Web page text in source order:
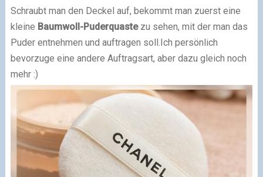
Schraubt man den Deckel auf, bekommt man zuerst eine
kleine Baumwoll-Puderquastezu sehen, mit der man das
Puder entnehmen und auftragen soll.Ich persönlich
bevorzuge eine andere Auftragsart, aber dazu gleich noch
mehr :)